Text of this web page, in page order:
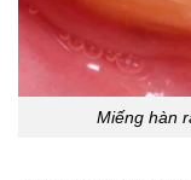
Miếng hàn